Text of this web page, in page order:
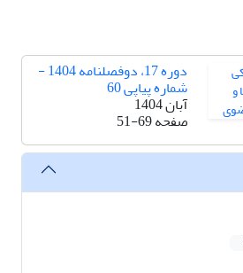
دوره 17، دوفصلنامه 1404 -
شماره پیاپی 60
آبان 1404
صفحه51-69